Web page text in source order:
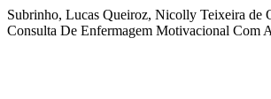
Subrinho, Lucas Queiroz, Nicolly Teixeira de
Consulta De Enfermagem Motivacional Com